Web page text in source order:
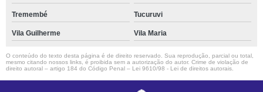
Tremembé Tucuruvi
Vila Guilherme Vila Maria
O conteúdo do texto desta página é de direito reservado. Sua reprodução, parcial ou total,
mesmo citando nossos links, é proibida sem a autorização do autor. Crime de violação de
direito autoral – artigo 184 do Código Penal – Lei 9610/98 - Lei de direitos autorais.